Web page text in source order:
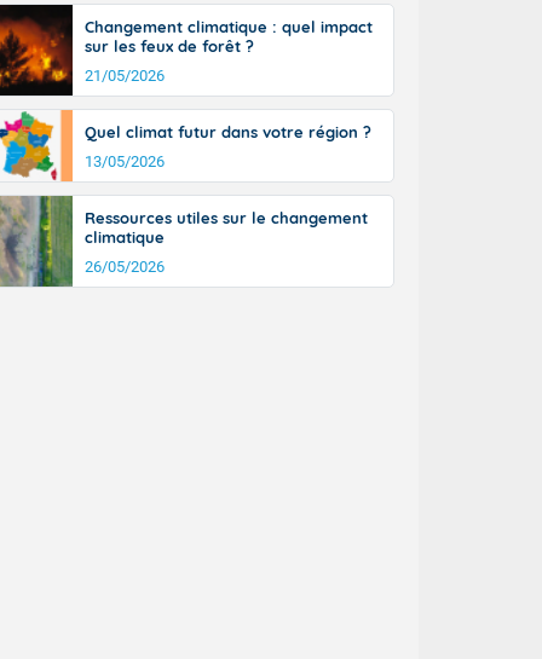
du
50-60 km/h
les
l'après-
général, 14
il fait
30 à 35
Changement climatique : quel impact
sur les feux de forêt ?
21/05/2026
Quel climat futur dans votre région ?
13/05/2026
Ressources utiles sur le changement
climatique
26/05/2026